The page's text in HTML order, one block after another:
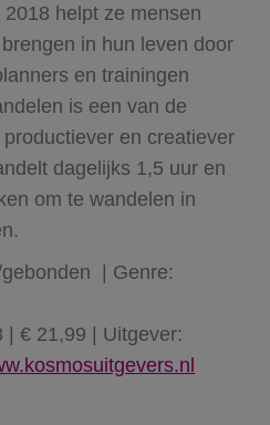
helpt ze mensen
in hun leven door
en trainingen
is een van de
en creatiever
dagelijks 1,5 uur en
om te wandelen in
| Genre:
| € 21,99 | Uitgever: